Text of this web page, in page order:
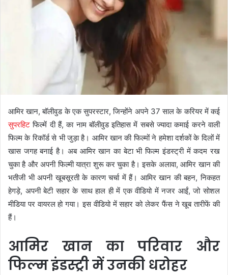
आमिर खान, बॉलीवुड के एक सुपरस्टार, जिन्होंने अपने 37 साल के करियर में कई
सुपरहिट फिल्में दी हैं, का नाम बॉलीवुड इतिहास में सबसे ज्यादा कमाई करने वाली
फिल्म के रिकॉर्ड से भी जुड़ा है। आमिर खान की फिल्मों ने हमेशा दर्शकों के दिलों में
खास जगह बनाई है। अब आमिर खान का बेटा भी फिल्म इंडस्ट्री में कदम रख
चुका है और अपनी फिल्मी यात्रा शुरू कर चुका है। इसके अलावा, आमिर खान की
भतीजी भी अपनी खूबसूरती के कारण चर्चा में हैं। आमिर खान की बहन, निकहत
हेगड़े, अपनी बेटी सहार के साथ हाल ही में एक वीडियो में नजर आईं, जो सोशल
मीडिया पर वायरल हो गया। इस वीडियो में सहार को लेकर फैंस ने खूब तारीफें की
हैं।
आमिर खान का परिवार और
फिल्म इंडस्ट्री में उनकी धरोहर